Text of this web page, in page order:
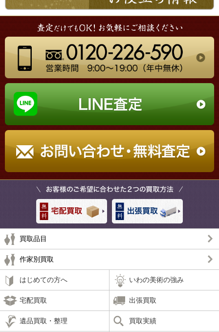
買取品目
作家別買取
はじめての方へ いわの美術の強み
宅配買取 出張買取
遺品買取・整理 買取実績